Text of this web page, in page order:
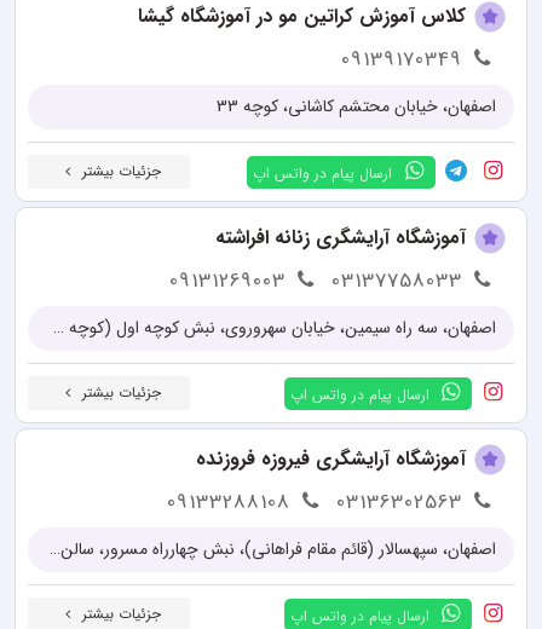
کلاس آموزش کراتین مو در آموزشگاه گیشا
09139170349
اصفهان، خیابان محتشم کاشانی، کوچه 33
ارسال پیام در واتس اپ جزئیات بیشتر
آموزشگاه آرایشگری زنانه افراشته
03137758033
09131269003
اصفهان، سه راه سیمین، خیابان سهروروی، نبش کوچه اول (کوچه شهید باهنر)، آموزشگاه آرایشگری فنی حرفه ای افراشته
ارسال پیام در واتس اپ جزئیات بیشتر
آموزشگاه آرایشگری فیروزه فروزنده
03136302563
09133288108
اصفهان، سپهسالار (قائم مقام فراهانی)، نبش چهارراه مسرور، سالن زیبایی فیروزه فروزنده
ارسال پیام در واتس اپ جزئیات بیشتر